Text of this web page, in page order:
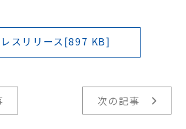
スリリース[897 KB]
次の記事